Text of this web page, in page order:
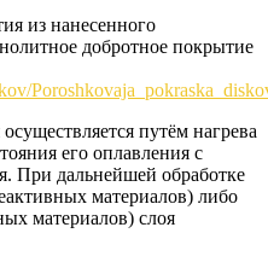
из нанесенного
добротное покрытие
путём нагрева
его оплавления с
При дальнейшей обработке
материалов) либо
материалов) слоя